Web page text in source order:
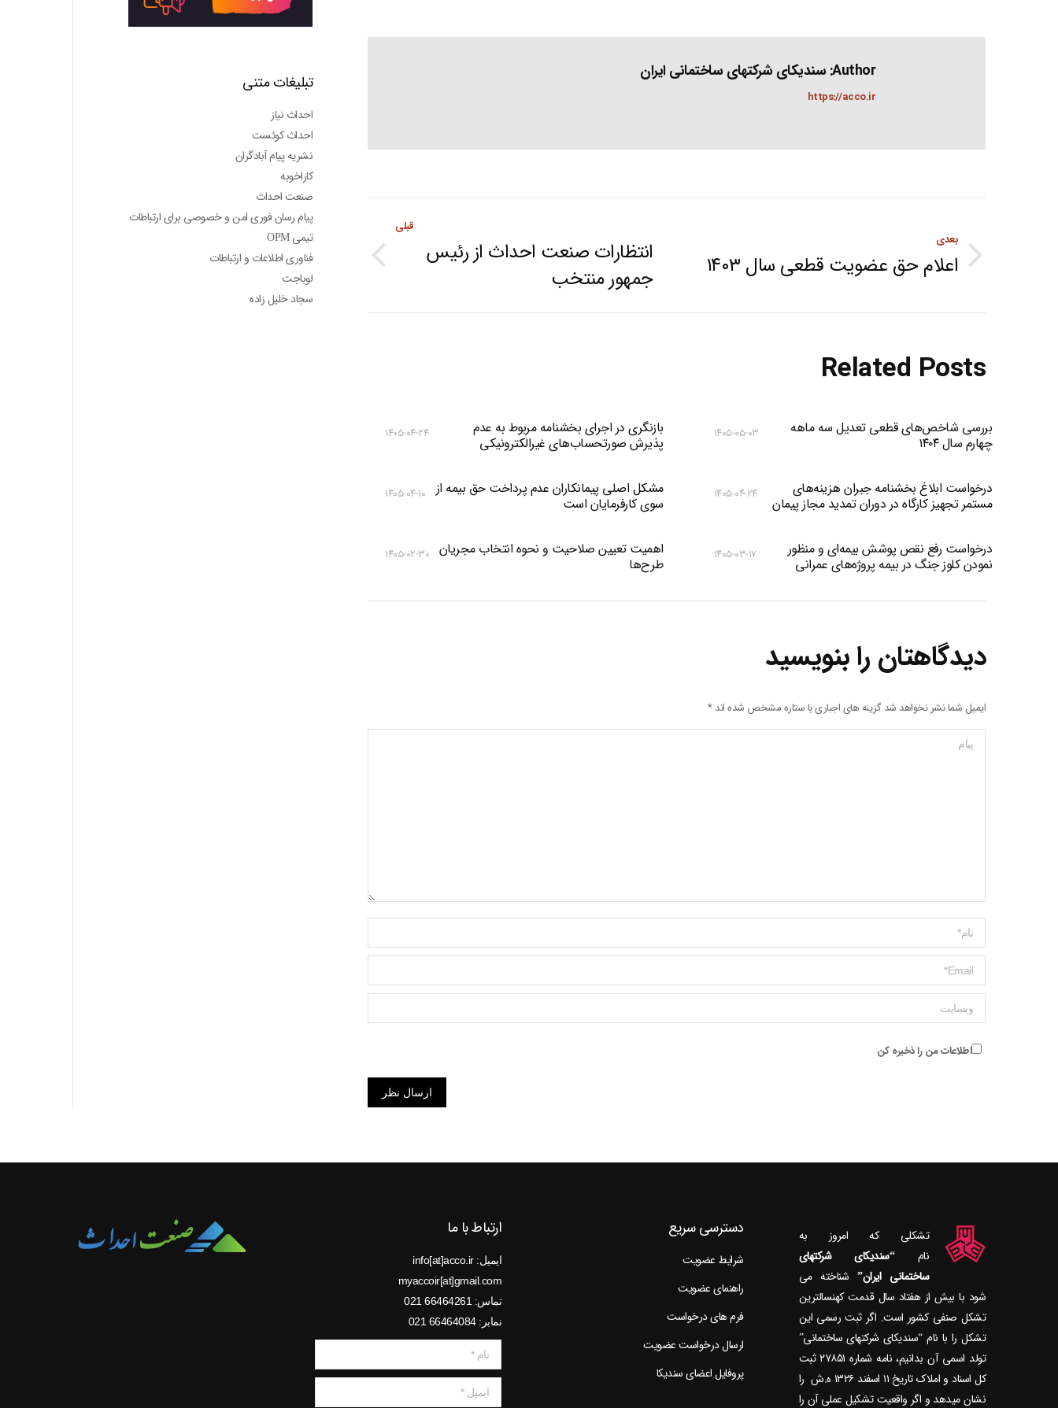
Author: سندیکای شرکتهای ساختمانی ایران
https://acco.ir
navigation
قبلی
Previous
انتظارات صنعت احداث از رئیس
جمهور منتخب
بعدی
Next
اعلام حق عضویت قطعی سال ۱۴۰۳
Related Posts
بررسی شاخص‌های قطعی تعدیل سه ماهه
چهارم سال ۱۴۰۴
۱۴۰۵-۰۵-۰۳
بازنگری در اجرای بخشنامه مربوط به عدم
پذیرش صورتحساب‌های غیرالکترونیکی
۱۴۰۵-۰۴-۲۴
درخواست ابلاغ بخشنامه جبران هزینه‌های
مستمر تجهیز کارگاه در دوران تمدید مجاز پیمان
۱۴۰۵-۰۴-۲۴
مشکل اصلی پیمانکاران عدم پرداخت حق بیمه از
سوی کارفرمایان است
۱۴۰۵-۰۴-۱۰
درخواست رفع نقص پوشش بیمه‌ای و منظور
نمودن کلوز جنگ در بیمه پروژه‌های عمرانی
۱۴۰۵-۰۳-۱۷
اهمیت تعیین صلاحیت و نحوه انتخاب مجریان
طرح‌ها
۱۴۰۵-۰۲-۳۰
دیدگاهتان را بنویسید
ایمیل شما نشر نخواهد شد گزینه های اجباری با ستاره مشخص شده اند*
پیام
Name *
ایمیل *
وبسایت
اطلاعات من را ذخیره کن
ارسال نظر
تبلیغات متنی
احداث نیاز
احداث کوئست
نشریه پیام آبادگران
کاراخوبه
صنعت احداث
پیام رسان فوری امن و خصوصی برای ارتباطات
تیمی OPM
فناوری اطلاعات و ارتباطات
لوباجت
سجاد خلیل زاده
تشکلی که امروز به
نام“سندیکای شرکتهای
ساختمانی ایران”
شود با بیش از هفتاد سال قدمت کهنسال‎ترین
تشکل صنفی کشور است. اگر ثبت رسمی این
تشکل را با نام “سندیکای شرکتهای ساختمانی”
تولد اسمی آن بدانیم، نامه شماره ۲۷۸۵۱ ثبت
کل اسناد و املاک تاریخ ۱۱ اسفند ۱۳۲۶ ه.ش را
نشان می‎دهد و اگر واقعیت تشکیل عملی آن را
دسترسی سریع
شرایط عضویت
راهنمای عضویت
فرم های درخواست
ارسال درخواست عضویت
پروفایل اعضای سندیکا
ارتباط با ما
ایمیل: info[at]acco.ir
myaccoir[at]gmail.com
تماس: 66464261 021
نمابر: 66464084 021
نام *
ایمیل *